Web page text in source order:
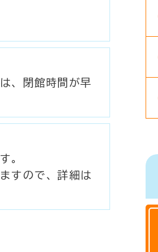
、閉館時間が早
。
すので、詳細は